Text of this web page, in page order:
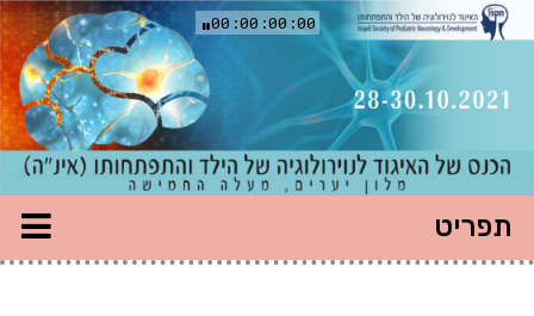
הכנס
של
לנוירולוגיה
של
הילד
00:00:00:00
ניווט
ראשי
תפריט